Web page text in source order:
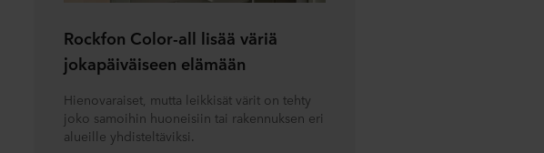
Rockfon Color-all lisää väriä
jokapäiväiseen elämään
Hienovaraiset, mutta leikkisät värit on tehty
joko samoihin huoneisiin tai rakennuksen eri
alueille yhdisteltäviksi.